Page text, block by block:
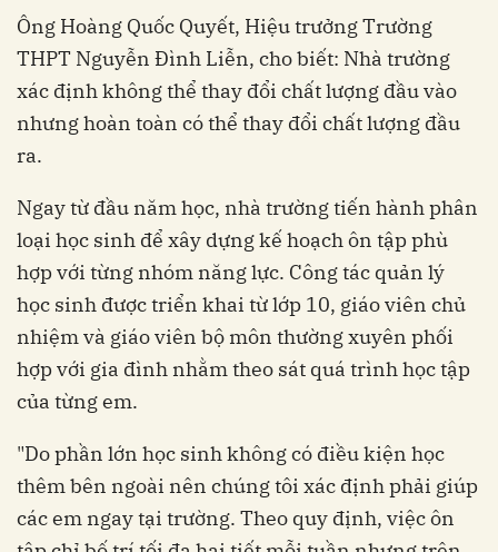
Ông Hoàng Quốc Quyết, Hiệu trưởng Trường
THPT Nguyễn Đình Liễn, cho biết: Nhà trường
xác định không thể thay đổi chất lượng đầu vào
nhưng hoàn toàn có thể thay đổi chất lượng đầu
ra.
Ngay từ đầu năm học, nhà trường tiến hành phân
loại học sinh để xây dựng kế hoạch ôn tập phù
hợp với từng nhóm năng lực. Công tác quản lý
học sinh được triển khai từ lớp 10, giáo viên chủ
nhiệm và giáo viên bộ môn thường xuyên phối
hợp với gia đình nhằm theo sát quá trình học tập
của từng em.
"Do phần lớn học sinh không có điều kiện học
thêm bên ngoài nên chúng tôi xác định phải giúp
các em ngay tại trường. Theo quy định, việc ôn